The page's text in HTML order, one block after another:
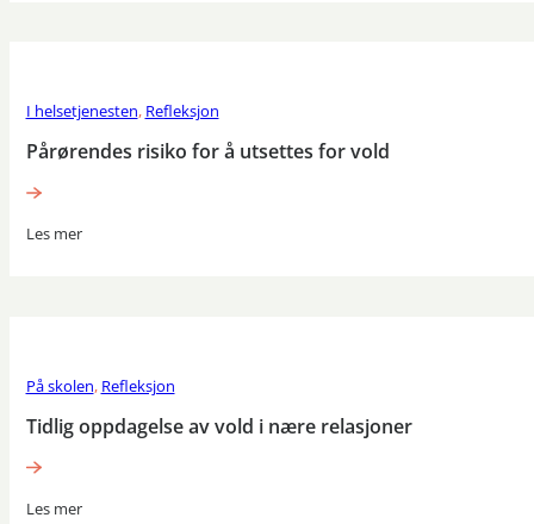
I helsetjenesten, Refleksjon
Pårørendes risiko for å utsettes for vold
Les mer
På skolen, Refleksjon
Tidlig oppdagelse av vold i nære relasjoner
Les mer